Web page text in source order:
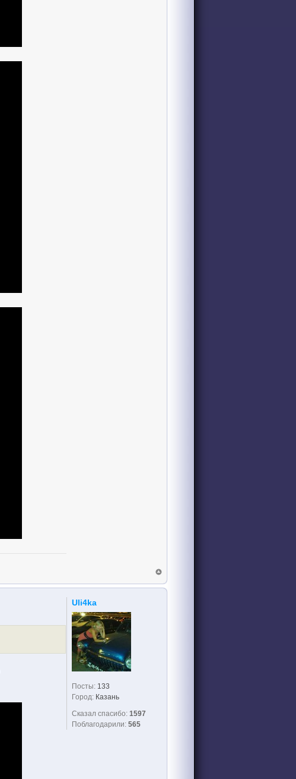
Uli4ka
Посты: 133
Город: Казань
Сказал спасибо: 1597
Поблагодарили: 565